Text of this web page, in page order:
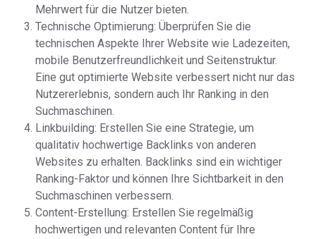
Mehrwert für die Nutzer bieten.
Technische Optimierung: Überprüfen Sie die
technischen Aspekte Ihrer Website wie Ladezeiten,
mobile Benutzerfreundlichkeit und Seitenstruktur.
Eine gut optimierte Website verbessert nicht nur das
Nutzererlebnis, sondern auch Ihr Ranking in den
Suchmaschinen.
Linkbuilding: Erstellen Sie eine Strategie, um
qualitativ hochwertige Backlinks von anderen
Websites zu erhalten. Backlinks sind ein wichtiger
Ranking-Faktor und können Ihre Sichtbarkeit in den
Suchmaschinen verbessern.
Content-Erstellung: Erstellen Sie regelmäßig
hochwertigen und relevanten Content für Ihre